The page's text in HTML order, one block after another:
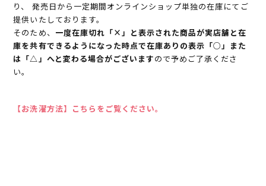
り、 発売日から一定期間オンラインショップ単独の在庫にてご
提供いたしております。
そのため、 一度在庫切れ「×」と表示された商品が実店舗と在
庫を共有できるようになった時点で在庫ありの表示「○」また
は「△」へと変わる場合がございますので予めご了承くださ
い。
【お洗濯方法】こちらをご覧ください。